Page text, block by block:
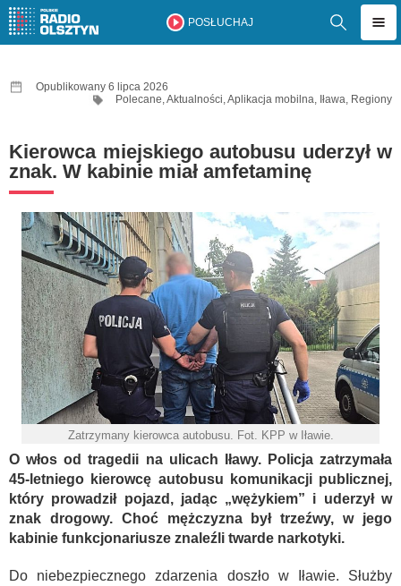
POSŁUCHAJ
Opublikowany 6 lipca 2026
Polecane,Aktualności,Aplikacja mobilna, Iława, Regiony
Kierowca miejskiego autobusu uderzył w
znak. W kabinie miał amfetaminę
Zatrzymany kierowca autobusu. Fot. KPP w Iławie.
O włos od tragedii na ulicach Iławy. Policja zatrzymała
45-letniego kierowcę autobusu komunikacji publicznej,
który prowadził pojazd, jadąc „wężykiem” i uderzył w
znak drogowy. Choć mężczyzna był trzeźwy, w jego
kabinie funkcjonariusze znaleźli twarde narkotyki.
Do niebezpiecznego zdarzenia doszło w Iławie. Służby